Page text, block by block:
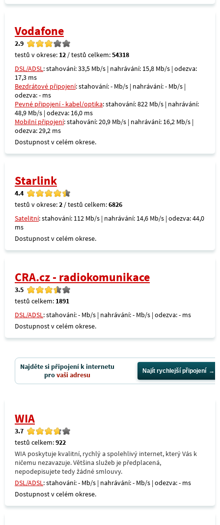
Vodafone
2.9
testů v okrese: 12 / testů celkem:54318
DSL/ADSL: stahování: 33,5 Mb/s | nahrávání: 15,8 Mb/s | odezva:
17,3 ms
Bezdrátové připojení: stahování: - Mb/s | nahrávání: - Mb/s |
odezva: - ms
Pevné připojení - kabel/optika: stahování: 822 Mb/s | nahrávání:
48,9 Mb/s | odezva: 16,0 ms
Mobilní připojení: stahování: 20,9 Mb/s | nahrávání: 16,2 Mb/s |
odezva: 29,2 ms
Dostupnost v celém okrese.
Starlink
4.4
testů v okrese:2 / testů celkem:6826
Satelitní: stahování: 112 Mb/s | nahrávání: 14,6 Mb/s | odezva: 44,0
ms
Dostupnost v celém okrese.
CRA.cz - radiokomunikace
3.5
testů celkem: 1891
DSL/ADSL: stahování: - Mb/s | nahrávání: - Mb/s | odezva: - ms
Dostupnost v celém okrese.
Najděte si připojení k internetu
provaši adresu Najít rychlejší připojení
WIA
3.7
testů celkem:922
WIA poskytuje kvalitní, rychlý a spolehlivý internet, který Vás k
ničemu nezavazuje. Většina služeb je předplacená,
nepodepisujete tedy žádné smlouvy.
DSL/ADSL: stahování: - Mb/s | nahrávání: - Mb/s | odezva: - ms
Dostupnost v celém okrese.